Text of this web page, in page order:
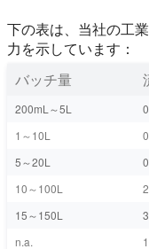
下の表は、当社の工
力を示しています：
バッチ量
200mL～5L
1～10L
5～20L
10～100L
15～150L
n.a.